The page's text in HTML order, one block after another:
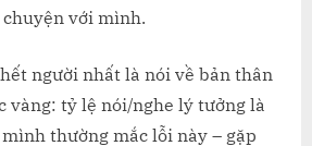
với mình.
người nhất là nói về bản thân
vàng: tỷ lệ nói/nghe lý tưởng là
thường mắc lỗi này – gặp